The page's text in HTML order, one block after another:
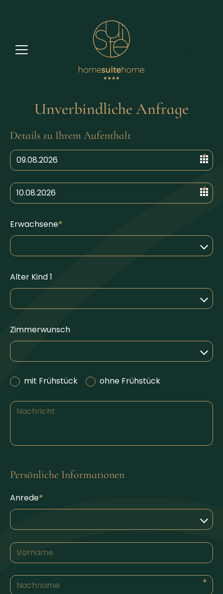
Unverbindliche Anfrage
Details zu Ihrem Aufenthalt
Erwachsene
Alter Kind 1
Zimmerwunsch
mit Frühstück ohne Frühstück
Persönliche Informationen
Anrede